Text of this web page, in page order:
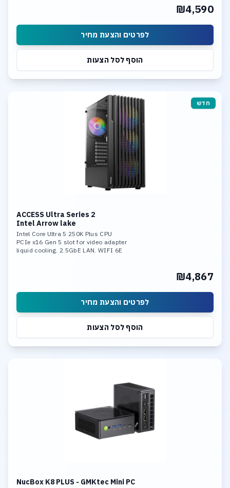
₪4,590
לפרטים והצעת מחיר
הוסף לסל הצעות
חדש
ACCESS Ultra Series 2
Intel Arrow lake
Intel Core Ultra 5 250K Plus CPU
PCIe x16 Gen 5 slot for video adapter
liquid cooling. 2.5GbE LAN. WIFI 6E
₪4,867
לפרטים והצעת מחיר
הוסף לסל הצעות
NucBox K8 PLUS - GMKtec Mini PC